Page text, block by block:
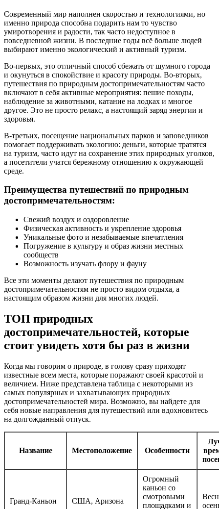
Современный мир наполнен скоростью и технологиями, но
именно природа способна подарить нам то чувство
умиротворения и радости, так часто недоступное в
повседневной жизни. В последние годы всё больше людей
выбирают именно экологический и активный туризм.
Во-первых, это отличный способ сбежать от шумного города
и окунуться в спокойствие и красоту природы. Во-вторых,
путешествия по природным достопримечательностям часто
включают в себя активные мероприятия: пешие походы,
наблюдение за животными, катание на лодках и многое
другое. Это не просто релакс, а настоящий заряд энергии и
здоровья.
В-третьих, посещение национальных парков и заповедников
помогает поддерживать экологию: деньги, которые тратятся
на туризм, часто идут на сохранение этих природных уголков,
а посетители учатся бережному отношению к окружающей
среде.
Преимущества путешествий по природным
достопримечательностям:
Свежий воздух и оздоровление
Физическая активность и укрепление здоровья
Уникальные фото и незабываемые впечатления
Погружение в культуру и образ жизни местных
сообществ
Возможность изучать флору и фауну
Все эти моменты делают путешествия по природным
достопримечательностям не просто видом отдыха, а
настоящим образом жизни для многих людей.
ТОП природных
достопримечательностей, которые
стоит увидеть хотя бы раз в жизни
Когда мы говорим о природе, в голову сразу приходят
известные всем места, которые поражают своей красотой и
величием. Ниже представлена таблица с некоторыми из
самых популярных и захватывающих природных
достопримечательностей мира. Возможно, вы найдете для
себя новые направления для путешествий или вдохновитесь
на долгожданный отпуск.
Название Местоположение Особенности
Гранд-Каньон США, Аризона
Огромный
каньон со
смотровыми
площадками и